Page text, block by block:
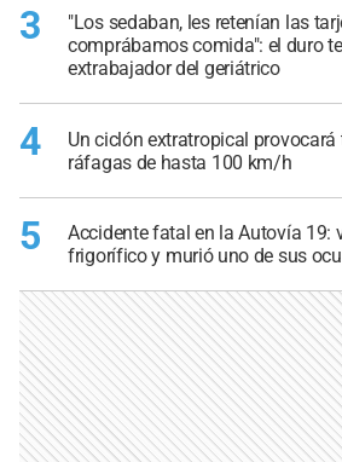
3
"Los sedaban, les retenían las
comprábamos comida": el duro
extrabajador del geriátrico
4
Un ciclón extratropical
ráfagas de hasta 100 km/h
5
Accidente fatal en la Autovía 19:
frigorífico y murió uno de sus